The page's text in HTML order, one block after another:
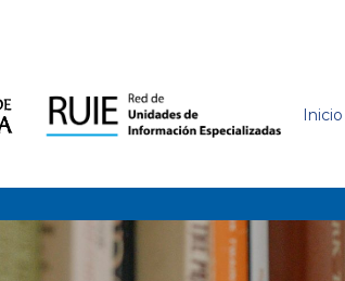
Inicio